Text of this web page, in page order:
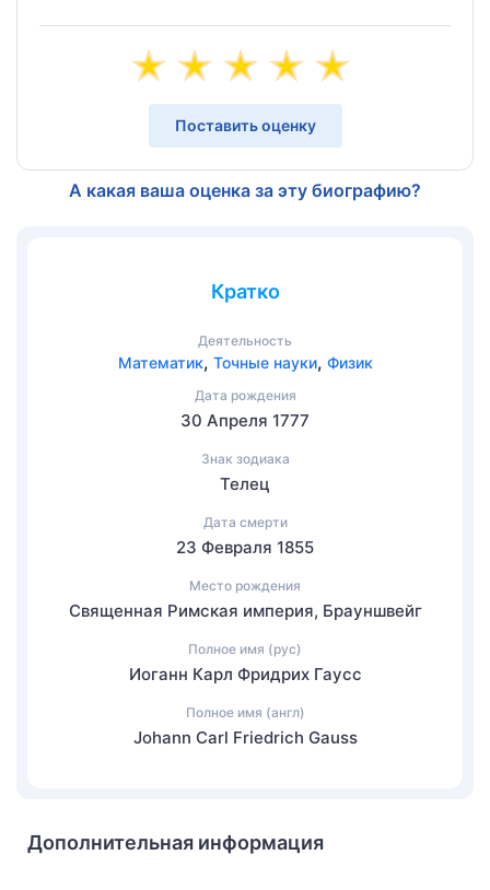
Поставить оценку
А какая ваша оценка за эту биографию?
Кратко
Деятельность
Математик, Точные науки, Физик
Дата рождения
30 Апреля 1777
Знак зодиака
Телец
Дата смерти
23 Февраля 1855
Место рождения
Священная Римская империя, Брауншвейг
Полное имя (рус)
Иоганн Карл Фридрих Гаусс
Полное имя (англ)
Johann Carl Friedrich Gauss
Дополнительная информация